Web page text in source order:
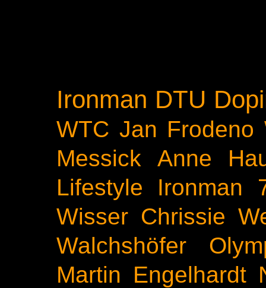
Ironman DTU
WTC Jan Frodeno
Messick
Anne
Lifestyle
Ironman
Wisser Chrissie
Walchshöfer
Martin Engelhardt